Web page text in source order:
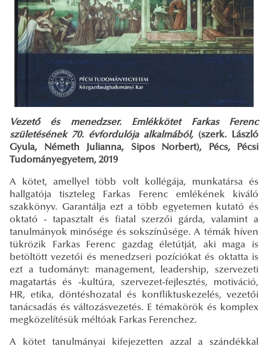
Vezető és menedzser. Emlékkötet Farkas Ferenc
születésének 70. évfordulója alkalmából, (szerk. László
Gyula, Németh Julianna, Sipos Norbert), Pécs, Pécsi
Tudományegyetem, 2019
A kötet, amellyel több volt kollégája, munkatársa és
hallgatója tiszteleg Farkas Ferenc emlékének kiváló
szakkönyv. Garantálja ezt a több egyetemen kutató és
oktató - tapasztalt és fiatal szerzői gárda, valamint a
tanulmányok minősége és sokszínűsége. A témák híven
tükrözik Farkas Ferenc gazdag életútját, aki maga is
betöltött vezetői és menedzseri pozíciókat és oktatta is
ezt a tudományt: management, leadership, szervezeti
magatartás és -kultúra, szervezet-fejlesztés, motiváció,
HR, etika, döntéshozatal és konfliktuskezelés, vezetői
tanácsadás és változásvezetés. E témakörök és komplex
megközelítésük méltóak Farkas Ferenchez.
A kötet tanulmányai kifejezetten azzal a szándékkal